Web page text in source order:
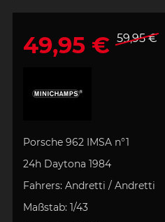
49,95 € 59,95 €
Porsche 962 IMSA n°1
24h Daytona 1984
Fahrers: Andretti / Andretti
Maßstab: 1/43